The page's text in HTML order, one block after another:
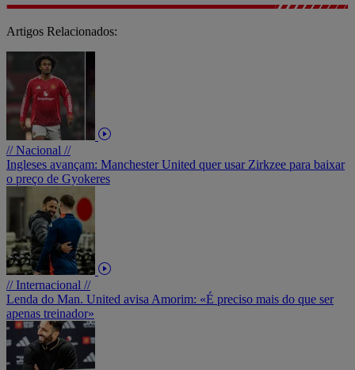
Artigos Relacionados:
// Nacional //
Ingleses avançam: Manchester United quer usar Zirkzee para baixar
o preço de Gyokeres
// Internacional //
Lenda do Man. United avisa Amorim: «É preciso mais do que ser
apenas treinador»